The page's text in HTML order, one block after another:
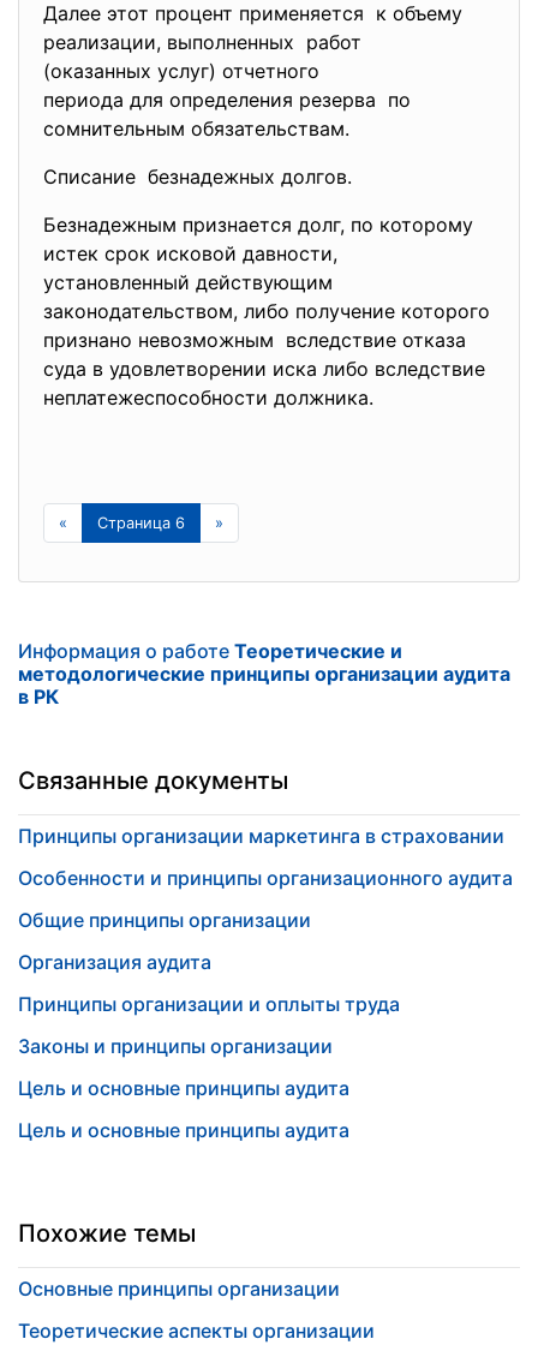
Далее этот процент применяется к объему
реализации, выполненных работ
(оказанных услуг) отчетного
периода для определения резерва по
сомнительным обязательствам.
Списание безнадежных долгов.
Безнадежным признается долг, по которому
истек срок исковой давности,
установленный действующим
законодательством, либо получение которого
признано невозможным вследствие отказа
суда в удовлетворении иска либо вследствие
неплатежеспособности должника.
« Страница 6 »
Информация о работе Теоретические и
методологические принципы организации аудита
в РК
Связанные документы
Принципы организации маркетинга в страховании
Особенности и принципы организационного аудита
Общие принципы организации
Организация аудита
Принципы организации и оплыты труда
Законы и принципы организации
Цель и основные принципы аудита
Цель и основные принципы аудита
Похожие темы
Основные принципы организации
Теоретические аспекты организации